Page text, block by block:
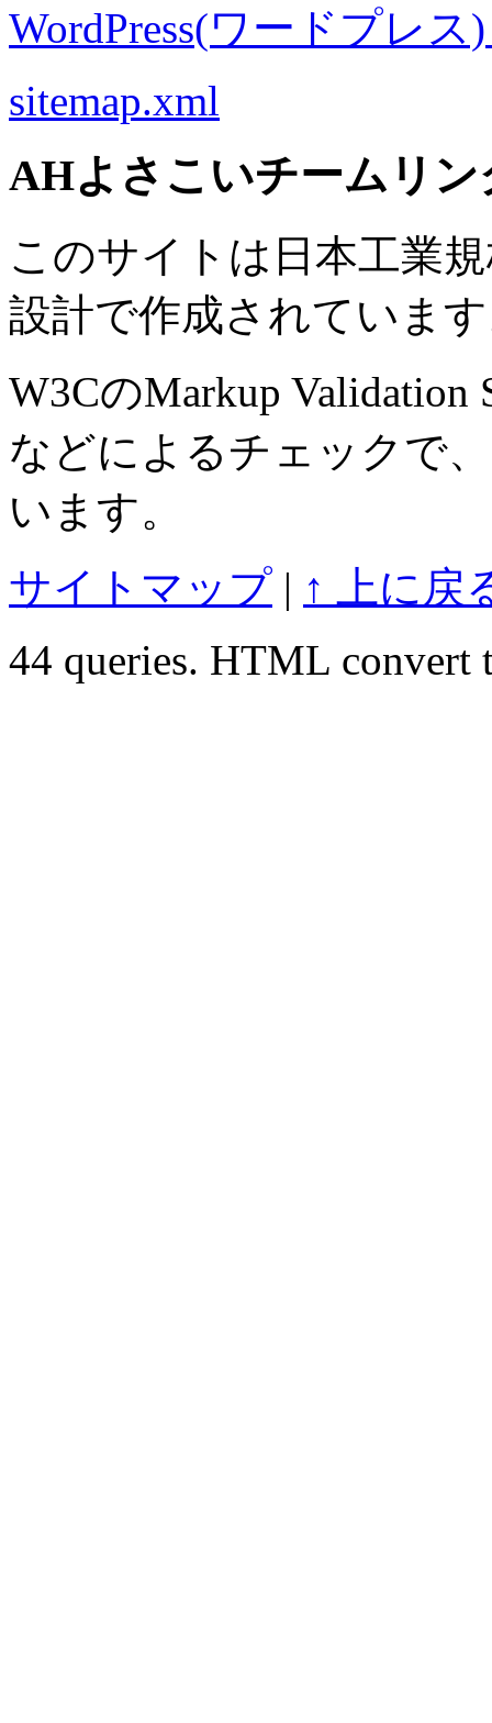
WordPress(ワードプレス)
sitemap.xml
AHよさこいチームリ
このサイトは日本工業
設計で作成されていま
W3CのMarkup Validation
などによるチェックで
います。
サイトマップ | ↑ 上に戻
44 queries. HTML convert